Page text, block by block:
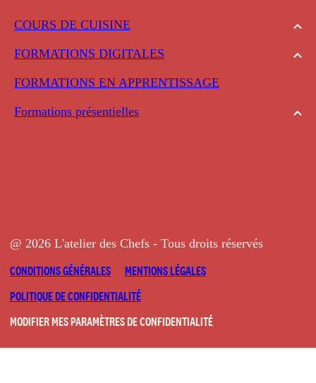
COURS DE CUISINE
FORMATIONS DIGITALES
FORMATIONS EN APPRENTISSAGE
Formations présentielles
@ 2026 L'atelier des Chefs - Tous droits réservés
CONDITIONS GÉNÉRALES
MENTIONS LÉGALES
POLITIQUE DE CONFIDENTIALITÉ
MODIFIER MES PARAMÈTRES DE CONFIDENTIALITÉ